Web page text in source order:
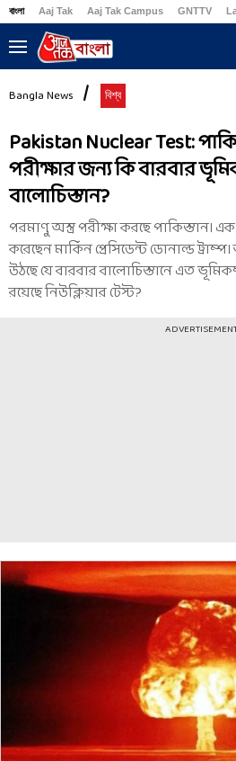
বাংলা Aaj Tak Aaj Tak Campus GNTTV
Bangla News বিশ্ব
Pakistan Nuclear Test:
পরীক্ষার জন্য কি বারবার
বালোচিস্তান?
পরমাণু অস্ত্র পরীক্ষা করছে পাকিস্তান।
করেছেন মার্কিন প্রেসিডেন্ট ডোনাল্ড
উঠছে যে বারবার বালোচিস্তানে এত
রয়েছে নিউক্লিয়ার টেস্ট?